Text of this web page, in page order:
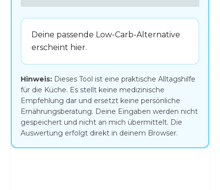
Deine passende Low-Carb-Alternative
erscheint hier.
Hinweis: Dieses Tool ist eine praktische Alltagshilfe
für die Küche. Es stellt keine medizinische
Empfehlung dar und ersetzt keine persönliche
Ernährungsberatung. Deine Eingaben werden nicht
gespeichert und nicht an mich übermittelt. Die
Auswertung erfolgt direkt in deinem Browser.